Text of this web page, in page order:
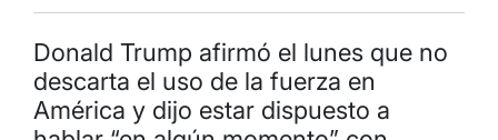
Donald Trump afirmó el lunes que no
descarta el uso de la fuerza en
América y dijo estar dispuesto a